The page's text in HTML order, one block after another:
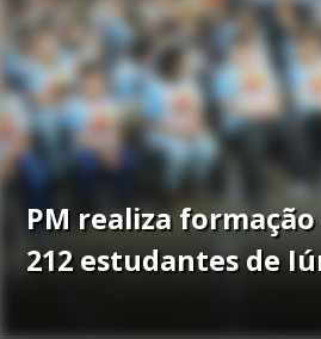
PM realiza formação
212 estudantes de